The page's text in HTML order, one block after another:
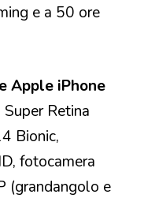
e a 50 ore
Apple iPhone
Retina
Bionic,
fotocamera
(grandangolo e